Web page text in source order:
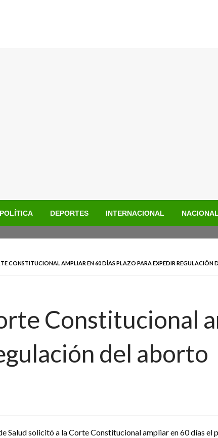
POLÍTICA DEPORTES INTERNACIONAL
CONSTITUCIONAL AMPLIAR EN 60 DÍAS PLAZO PARA EXPEDIR REGULACIÓN
Constitucional
del aborto
Salud solicitó a la Corte Constitucional ampliar en 60 días